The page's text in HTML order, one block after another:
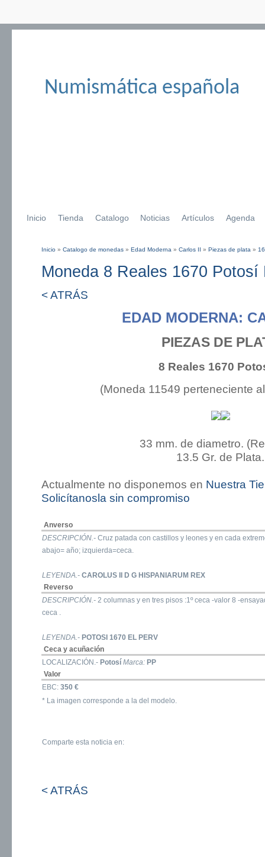
Numismática española
Inicio Tienda Catalogo Noticias Artículos Agenda
Inicio » Catalogo de monedas » Edad Moderna » Carlos II » Piezas de plata »
Moneda 8 Reales 1670 Potosí
< ATRÁS
EDAD MODERNA:
PIEZAS DE
8 Reales 1670
(Moneda 11549 perteneciente
33 mm. de diametro.
13.5 Gr. de Plata.
Actualmente no disponemos en Nuestra
Solicítanosla sin compromiso
Anverso
DESCRIPCIÓN.- Cruz patada con castillos y leones y en cada
abajo= año; izquierda=ceca.
LEYENDA.- CAROLUS II D G HISPANIARUM REX
Reverso
DESCRIPCIÓN.- 2 columnas y en tres pisos :1º ceca -valor 8 -
ceca .
LEYENDA.- POTOSI 1670 EL PERV
Ceca y acuñación
LOCALIZACIÓN.- Potosí Marca: PP
Valor
EBC: 350 €
* La imagen corresponde a la del modelo.
Comparte esta noticia en:
< ATRÁS